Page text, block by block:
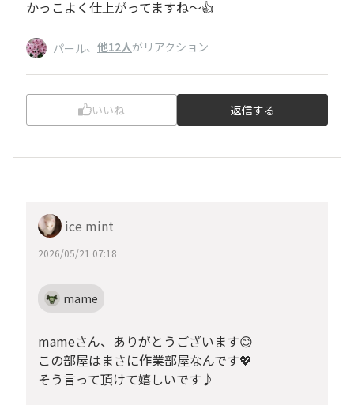
かっこよく仕上がってますね〜👍
パール、 他12人がリアクション
いいね 返信する
ice mint
2026/05/21 07:18
mame
mameさん、ありがとうございます😊
この部屋はまさに作業部屋なんです💖
そう言って頂けて嬉しいです♪